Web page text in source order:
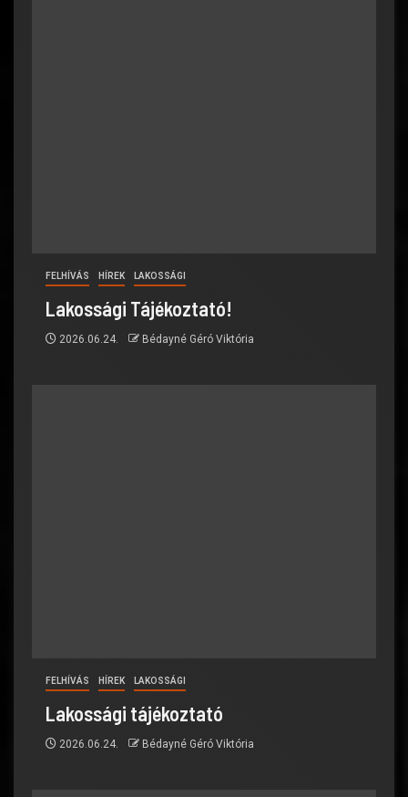
FELHÍVÁS HÍREK LAKOSSÁGI
Lakossági Tájékoztató!
2026.06.24. Bédayné Géró Viktória
FELHÍVÁS HÍREK LAKOSSÁGI
Lakossági tájékoztató
2026.06.24. Bédayné Géró Viktória